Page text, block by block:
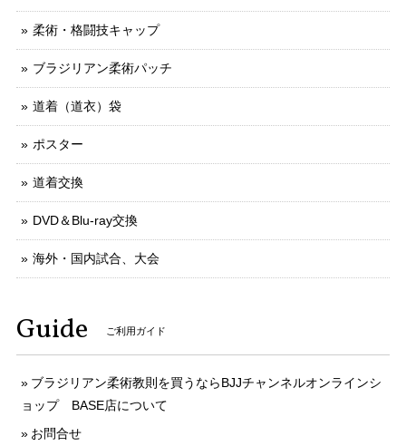
柔術・格闘技キャップ
ブラジリアン柔術パッチ
道着（道衣）袋
ポスター
道着交換
DVD＆Blu-ray交換
海外・国内試合、大会
Guide ご利用ガイド
ブラジリアン柔術教則を買うならBJJチャンネルオンラインシ
ョップ BASE店について
お問合せ